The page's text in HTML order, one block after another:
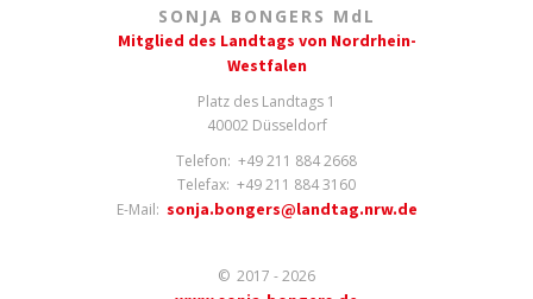
SONJA BONGERS M d L
Mitglied des Landtags von Nordrhein-
Westfalen
Platz des Landtags 1
40002 Düsseldorf
Telefon: +49 211 884 2668
Telefax: +49 211 884 3160
E-Mail: sonja.bongers@landtag.nrw.de
© 2017 - 2026